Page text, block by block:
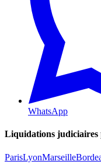
WhatsApp
Liquidations judiciaires
ParisLyonMarseille